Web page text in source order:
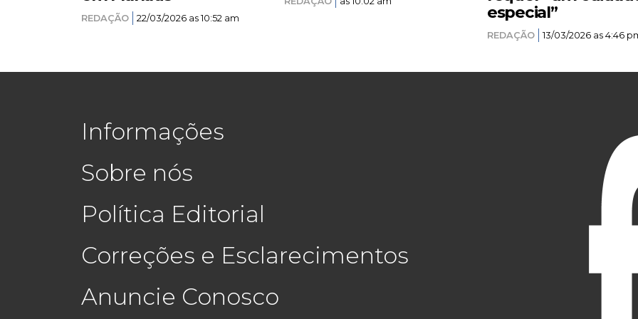
REDAÇÃO 22/03/2026 as 10:52 am
especial”
REDAÇÃO 13/03/2026 as 4:46
Informações
Sobre nós
Política Editorial
Correções e Esclarecimentos
Anuncie Conosco